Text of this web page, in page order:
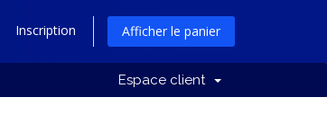
Inscription Afficher le panier
Espace client